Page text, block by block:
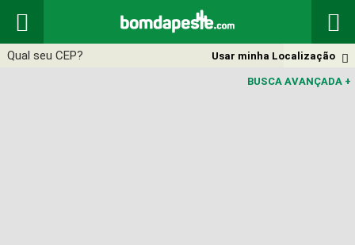
 

Usar minha Localização
BUSCA AVANÇADA +